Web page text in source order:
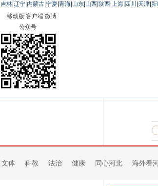
吉林 辽宁 内蒙古 宁夏 青海 山东 山西 陕西 上海 四川 天津 新
移动版 客户端 微博
公众号
文体 科教 法治 健康 同心河北 海外看